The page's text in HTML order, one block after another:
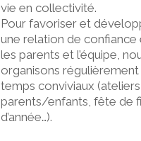
vie en collectivité.
Pour favoriser et
une relation de confiance
les parents et l’équipe,
organisons régulièrement
temps conviviaux (ateliers
parents/enfants, fête de
d’année…).